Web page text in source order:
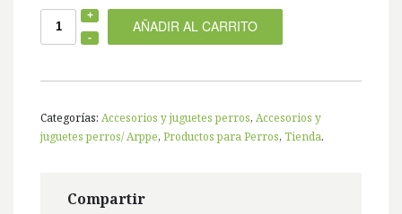
AÑADIR AL CARRITO
Categorías: Accesorios y juguetes perros, Accesorios y
juguetes perros/ Arppe, Productos para Perros, Tienda.
Compartir